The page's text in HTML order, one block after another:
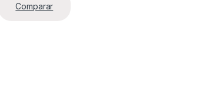
Comparar